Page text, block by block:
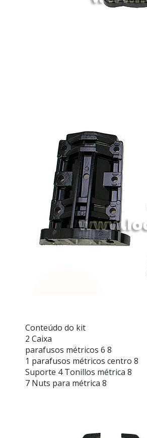
Conteúdo do kit
2 Caixa
parafusos métricos 6 8
1 parafusos métricos centro 8
Suporte 4 Tonillos métrica 8
7 Nuts para métrica 8